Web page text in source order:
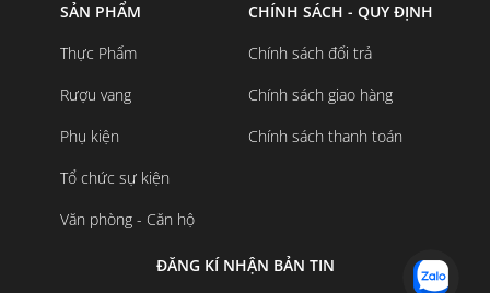
SẢN PHẨM
Thực Phẩm
Rượu vang
Phụ kiện
Tổ chức sự kiện
Văn phòng - Căn hộ
CHÍNH SÁCH - QUY ĐỊNH
Chính sách đổi trả
Chính sách giao hàng
Chính sách thanh toán
ĐĂNG KÍ NHẬN BẢN TIN